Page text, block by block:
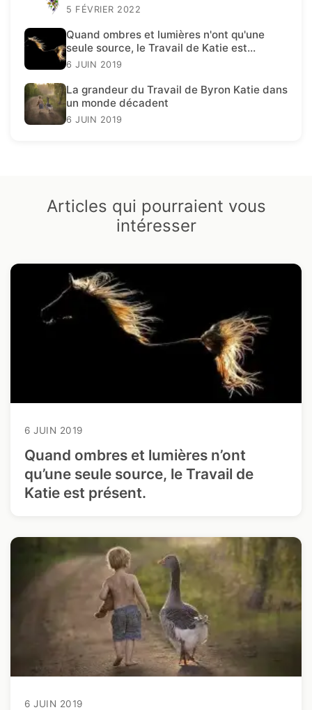
5 FÉVRIER 2022
Quand ombres et lumières n'ont qu'une
seule source, le Travail de Katie est
présent.
6 JUIN 2019
La grandeur du Travail de Byron Katie dans
un monde décadent
6 JUIN 2019
Articles qui pourraient vous
intéresser
6 JUIN 2019
Quand ombres et lumières n’ont
qu’une seule source, le Travail de
Katie est présent.
6 JUIN 2019